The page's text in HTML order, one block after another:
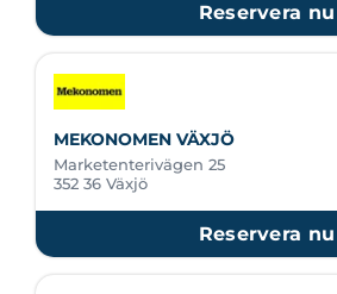
Reservera nu
MEKONOMEN VÄXJÖ
Marketenterivägen 25
352 36 Växjö
Reservera nu